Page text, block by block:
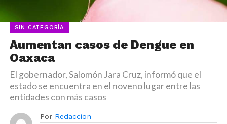
SIN CATEGORÍA
Aumentan casos de Dengue en
Oaxaca
El gobernador, Salomón Jara Cruz, informó que el
estado se encuentra en el noveno lugar entre las
entidades con más casos
Por Redaccion